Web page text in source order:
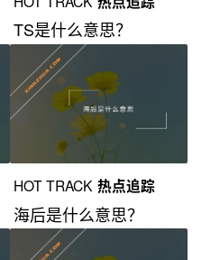
TS是什么意思？
HOT TRACK 热点追踪
海后是什么意思？